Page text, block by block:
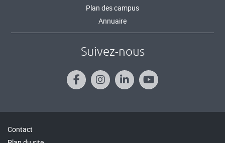
Plan des campus
Annuaire
Suivez-nous
Contact